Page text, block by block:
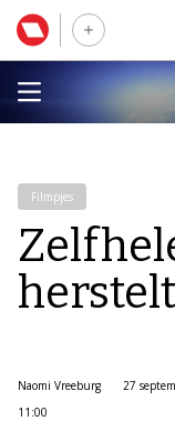
Filmpjes
Naomi Vreeburg
27
11:00